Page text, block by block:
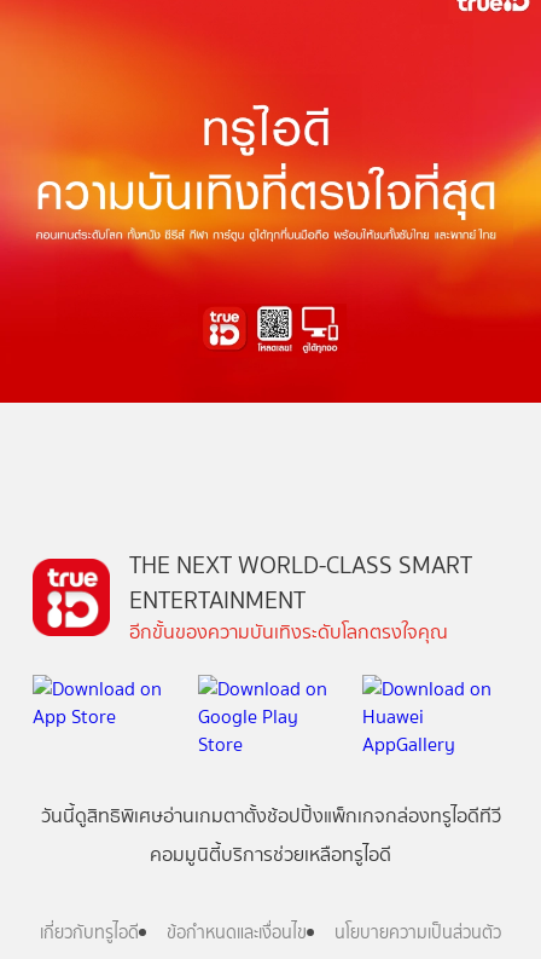
THE NEXT WORLD-CLASS SMART
ENTERTAINMENT
อีกขั้นของความบันเทิงระดับโลกตรงใจคุณ
วันนี้ดูสิทธิพิเศษอ่านเกมตาตั้งช้อปปิ้งแพ็กเกจกล่องทรูไอดีทีวี
คอมมูนิตี้บริการช่วยเหลือทรูไอดี
เกี่ยวกับทรูไอดี ข้อกำหนดและเงื่อนไข นโยบายความเป็นส่วนตัว